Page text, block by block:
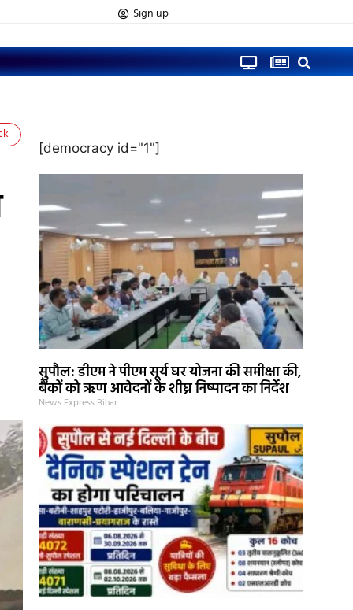
Sign up
[democracy id="1"]
सुपौल: डीएम ने पीएम सूर्य घर योजना की समीक्षा की,
बैंकों को ऋण आवेदनों के शीघ्र निष्पादन का निर्देश
News Express Bihar